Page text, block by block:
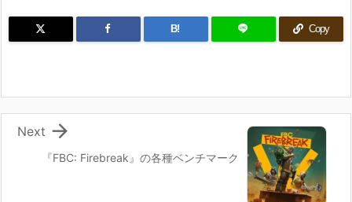
B! Copy
『FBC: Firebreak』の各種ベンチマーク

Next